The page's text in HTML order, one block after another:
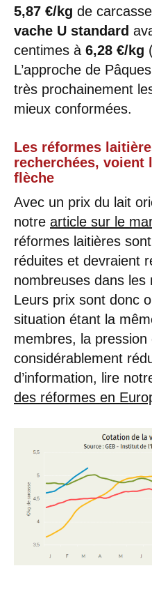
5,87 €/kg de
vache U standard
centimes à 6,28 €/kg
L’approche de
très prochainement
mieux conformées.
Les réformes
recherchées, voient
flèche
Avec un prix du lait
notre article sur le
réformes laitières
réduites et devraient
nombreuses dans les
Leurs prix sont donc
situation étant la
membres, la pression
considérablement
d’information, lire
des réformes en